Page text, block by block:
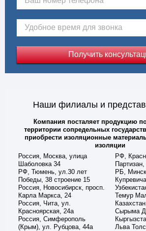
Получить
Наши филиалы и
Компания посталяет продукцию
территории сопредельных
приобрести изоляционные
изоляции
Россия, Москва, улица
Шаболовка 34
РФ, Тюмень, ул.30 лет
Победы, 38 строение 15
Россия, Новосибирск, просп.
Карла Маркса, 24
Россия, Чита, ул.
Красноярская, 24а
Россия, Симферополь
(Крым), ул. Рубцова, 44а
РФ,
РБ,
Темур
Сырыма
Льва